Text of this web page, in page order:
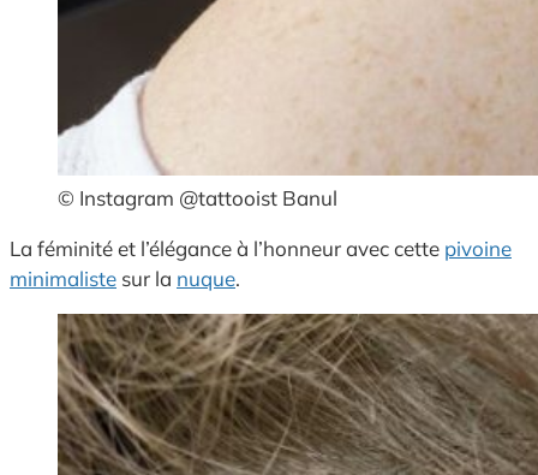
© Instagram @tattooist Banul
La féminité et l’élégance à l’honneur avec cette pivoine
minimaliste sur la nuque.